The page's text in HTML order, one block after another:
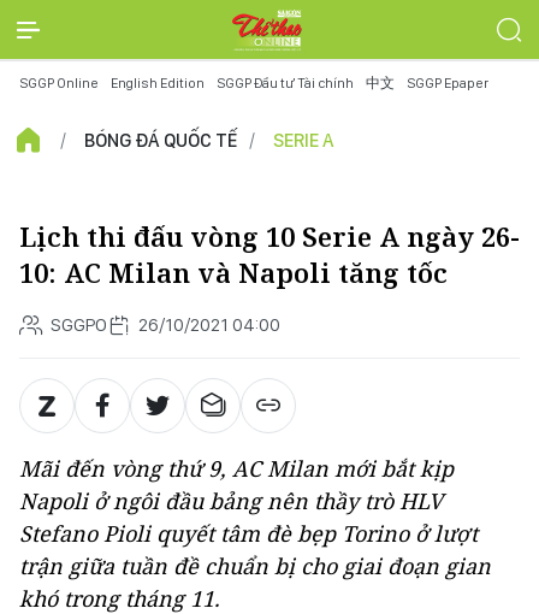
SGGP Online English Edition SGGP Đầu tư Tài chính 中文 SGGP Epaper
BÓNG ĐÁ QUỐC TẾ SERIE A
Lịch thi đấu vòng 10 Serie A ngày 26-
10: AC Milan và Napoli tăng tốc
SGGPO 26/10/2021 04:00
Mãi đến vòng thứ 9, AC Milan mới bắt kịp
Napoli ở ngôi đầu bảng nên thầy trò HLV
Stefano Pioli quyết tâm đè bẹp Torino ở lượt
trận giữa tuần đề chuẩn bị cho giai đoạn gian
khó trong tháng 11.